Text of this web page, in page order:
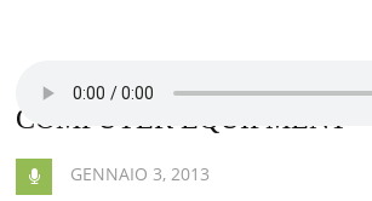
COMPUTER EQUIPMENT
GENNAIO 3, 2013